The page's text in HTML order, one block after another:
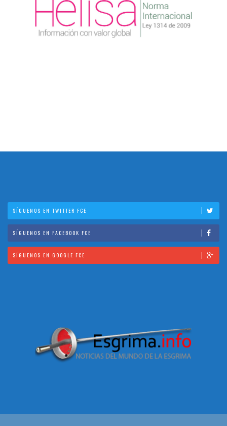
SÍGUENOS EN TWITTER FCE
SÍGUENOS EN FACEBOOK FCE
SÍGUENOS EN GOOGLE FCE